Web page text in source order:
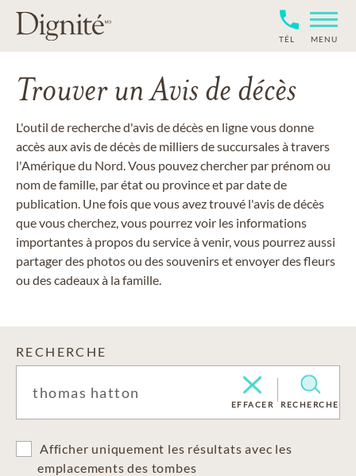
TÉL MENU
Trouver un Avis de décès
L'outil de recherche d'avis de décès en ligne vous donne
accès aux avis de décès de milliers de succursales à travers
l'Amérique du Nord. Vous pouvez chercher par prénom ou
nom de famille, par état ou province et par date de
publication. Une fois que vous avez trouvé l'avis de décès
que vous cherchez, vous pourrez voir les informations
importantes à propos du service à venir, vous pourrez aussi
partager des photos ou des souvenirs et envoyer des fleurs
ou des cadeaux à la famille.
RECHERCHE
EFFACER RECHERCHE
Afficher uniquement les résultats avec les
emplacements des tombes